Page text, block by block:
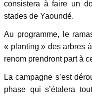
consistera à faire un
stades de Yaoundé.
Au programme, le
« planting » des arbres
renom prendront part à
La campagne s’est
phase qui s’étalera